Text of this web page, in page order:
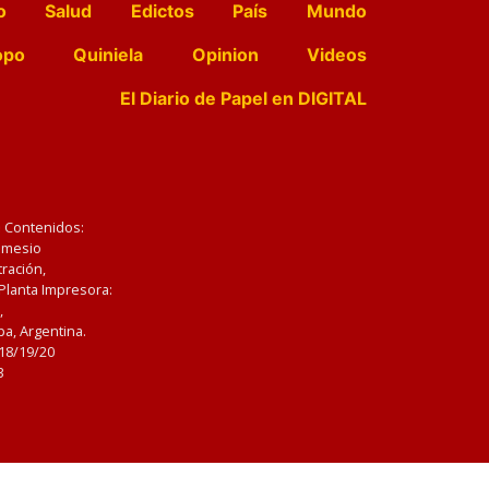
Salud Edictos País
Mundo
Quiniela Opinion
Videos
El Diario de Papel en DIGITAL
Impresora:
Argentina.
19/20